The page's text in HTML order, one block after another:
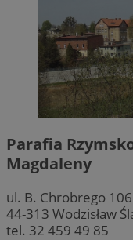
Parafia
Magdaleny
ul. B. Chrobrego 106
44-313 Wodzisław
tel. 32 459 49 85